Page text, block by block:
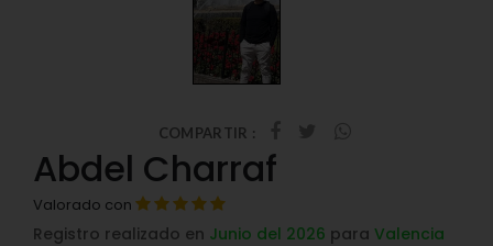
COMPARTIR :
Abdel Charraf
Valorado con
Registro realizado en Junio del 2026 para Valencia